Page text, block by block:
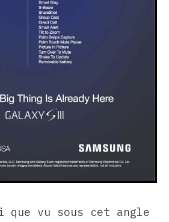
que vu sous cet angle